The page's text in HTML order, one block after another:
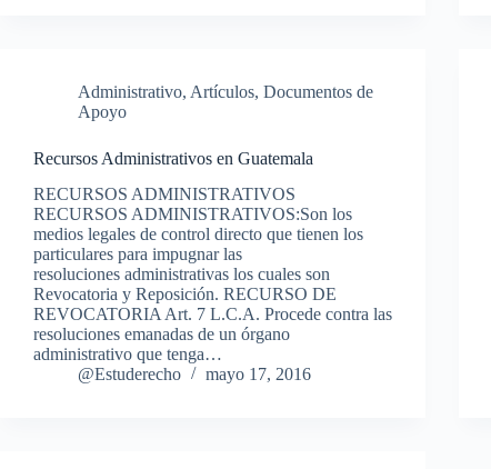
Administrativo, Artículos, Documentos de
Apoyo
Recursos Administrativos en Guatemala
RECURSOS ADMINISTRATIVOS
RECURSOS ADMINISTRATIVOS:Son los
medios legales de control directo que tienen los
particulares para impugnar las
resoluciones administrativas los cuales son
Revocatoria y Reposición. RECURSO DE
REVOCATORIA Art. 7 L.C.A. Procede contra las
resoluciones emanadas de un órgano
administrativo que tenga…
@Estuderecho
mayo 17, 2016